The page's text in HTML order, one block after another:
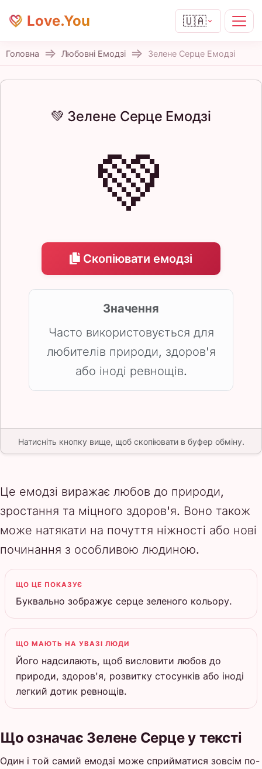
Love.You 🇺🇦
Головна Любовні Емодзі Зелене Серце Емодзі
💚 Зелене Серце Емодзі
💚
Скопіювати емодзі
Значення
Часто використовується для
любителів природи, здоров'я
або іноді ревнощів.
Натисніть кнопку вище, щоб скопіювати в буфер обміну.
Це емодзі виражає любов до природи,
зростання та міцного здоров'я. Воно також
може натякати на почуття ніжності або нові
починання з особливою людиною.
ЩО ЦЕ ПОКАЗУЄ
Буквально зображує серце зеленого кольору.
ЩО МАЮТЬ НА УВАЗІ ЛЮДИ
Його надсилають, щоб висловити любов до
природи, здоров'я, розвитку стосунків або іноді
легкий дотик ревнощів.
Що означає Зелене Серце у тексті
Один і той самий емодзі може сприйматися зовсім по-